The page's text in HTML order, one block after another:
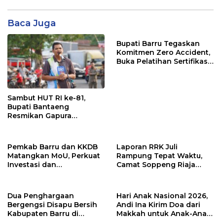
Baca Juga
Sambut HUT RI ke-81,
Bupati Bantaeng
Resmikan Gapura
Bupati Barru Tegaskan
Komitmen Zero Accident,
Buka Pelatihan Sertifikasi
Pemkab Barru dan KKDB
Matangkan MoU, Perkuat
Investasi dan
Laporan RRK Juli
Rampung Tepat Waktu,
Camat Soppeng Riaja
Dua Penghargaan
Bergengsi Disapu Bersih
Kabupaten Barru di
Hari Anak Nasional 2026,
Andi Ina Kirim Doa dari
Makkah untuk Anak-Anak